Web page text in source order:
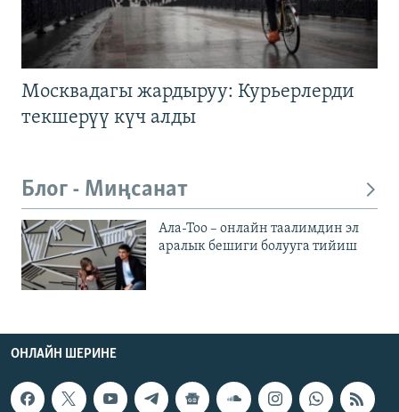
Москвадагы жардыруу: Курьерлерди
текшерүү күч алды
Блог - Миңсанат
Ала-Тоо – онлайн таалимдин эл
аралык бешиги болууга тийиш
ОНЛАЙН ШЕРИНЕ